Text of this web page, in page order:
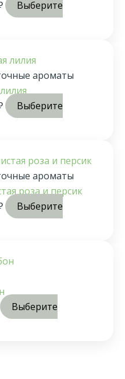
Выберите
ароматы
Выберите
ароматы
роза и персик
Выберите
Выберите